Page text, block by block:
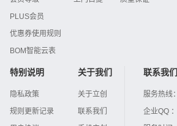
PLUS会员
优惠券使用规则
BOM智能云表
特别说明
隐私政策
规则更新记录
关于我们
关于立创
联系我们
联系我们
服务热线：
企业QQ ：